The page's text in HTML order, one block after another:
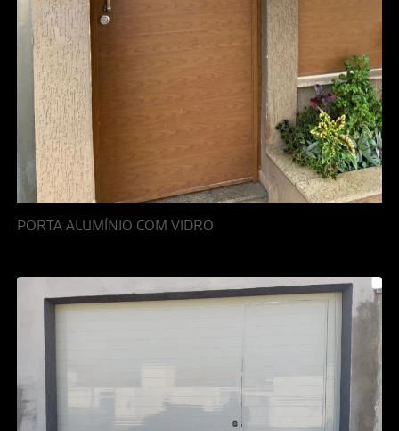
PORTA ALUMÍNIO COM VIDRO